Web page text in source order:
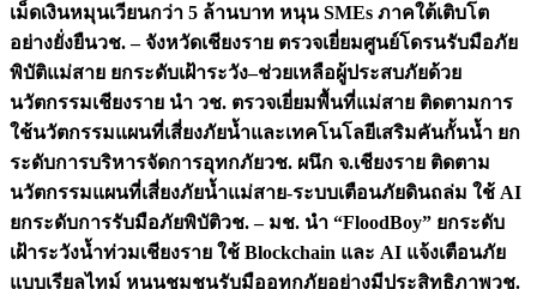
เม็ดเงินหมุนเวียนกว่า 5 ล้านบาท หนุน SMEs ภาคใต้เติบโต
อย่างยั่งยืนวช. – จังหวัดเชียงราย ตรวจเยี่ยมศูนย์โดรนรับมือภัย
พิบัติแม่สาย ยกระดับเฝ้าระวัง–ช่วยเหลือผู้ประสบภัยด้วย
นวัตกรรมเชียงราย นำ วช. ตรวจเยี่ยมพื้นที่แม่สาย ติดตามการ
ใช้นวัตกรรมแผนที่เสี่ยงภัยน้ำและเทคโนโลยีเสริมคันกั้นน้ำ ยก
ระดับการบริหารจัดการอุทกภัยวช. ผนึก จ.เชียงราย ติดตาม
นวัตกรรมแผนที่เสี่ยงภัยน้ำแม่สาย-ระบบเตือนภัยดินถล่ม ใช้ AI
ยกระดับการรับมือภัยพิบัติวช. – มช. นำ “FloodBoy” ยกระดับ
เฝ้าระวังน้ำท่วมเชียงราย ใช้ Blockchain และ AI แจ้งเตือนภัย
แบบเรียลไทม์ หนุนชุมชนรับมืออุทกภัยอย่างมีประสิทธิภาพวช.